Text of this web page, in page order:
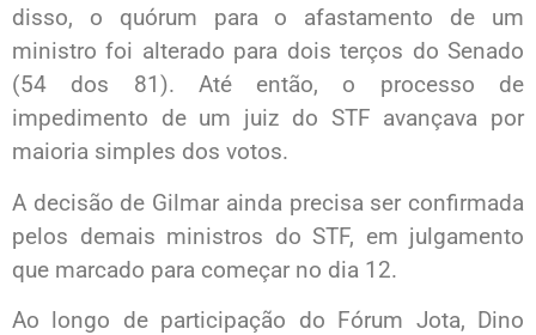
disso, o quórum para o afastamento de um
ministro foi alterado para dois terços do Senado
(54 dos 81). Até então, o processo de
impedimento de um juiz do STF avançava por
maioria simples dos votos.
A decisão de Gilmar ainda precisa ser confirmada
pelos demais ministros do STF, em julgamento
que marcado para começar no dia 12.
Ao longo de participação do Fórum Jota, Dino